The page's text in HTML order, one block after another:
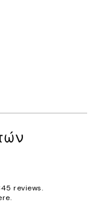
reviews.